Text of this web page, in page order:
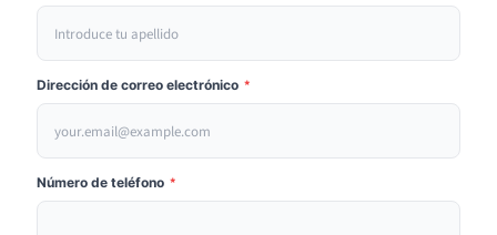
Dirección de correo electrónico *
Número de teléfono *